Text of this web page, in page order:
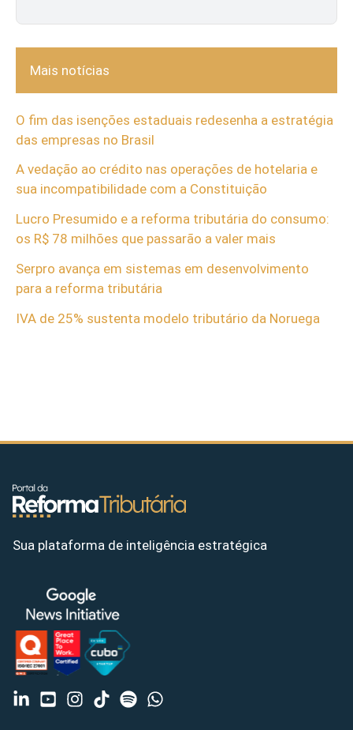
Mais notícias
O fim das isenções estaduais redesenha a estratégia
das empresas no Brasil
A vedação ao crédito nas operações de hotelaria e
sua incompatibilidade com a Constituição
Lucro Presumido e a reforma tributária do consumo:
os R$ 78 milhões que passarão a valer mais
Serpro avança em sistemas em desenvolvimento
para a reforma tributária
IVA de 25% sustenta modelo tributário da Noruega
Sua plataforma de inteligência estratégica